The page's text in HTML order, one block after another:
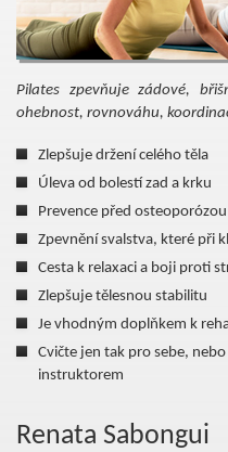
Pilates zpevňuje zádové,
ohebnost, rovnováhu,
Zlepšuje držení celého těla
Úleva od bolestí zad a krku
Prevence před osteoporózou
Zpevnění svalstva, které při
Cesta k relaxaci a boji proti
Zlepšuje tělesnou stabilitu
Je vhodným doplňkem k
Cvičte jen tak pro sebe,
instruktorem
Renata Sabongui